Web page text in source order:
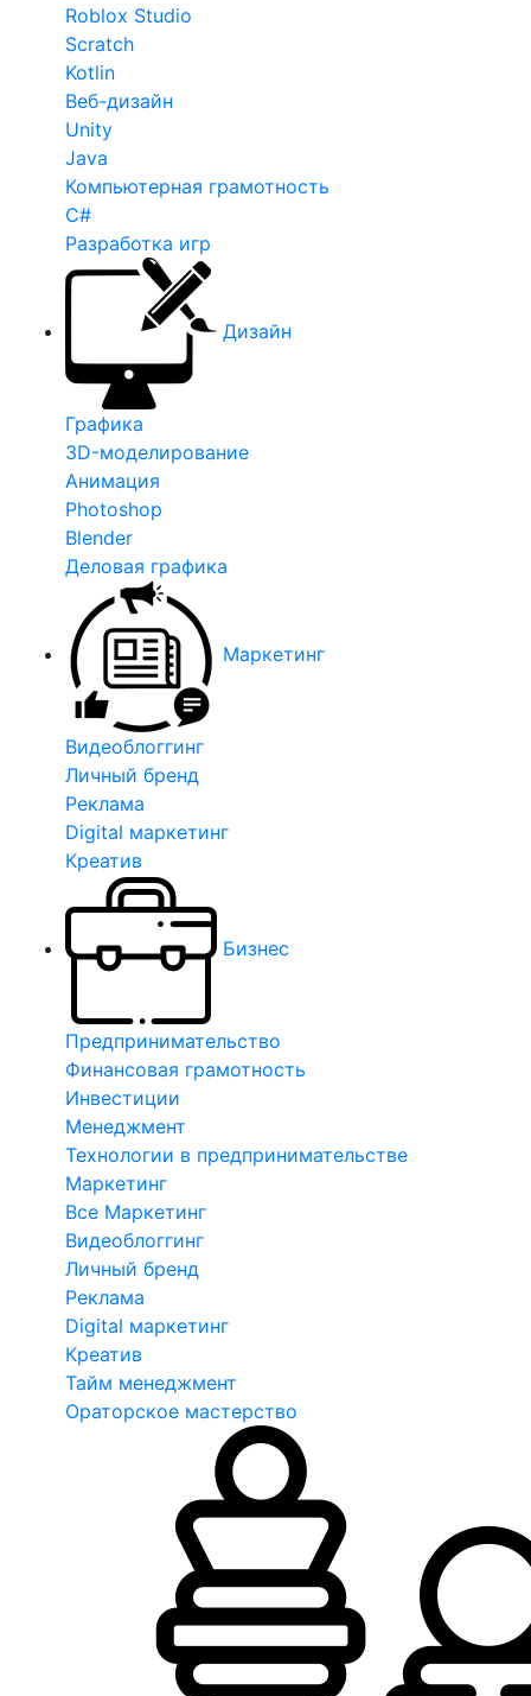
Roblox Studio
Scratch
Kotlin
Веб-дизайн
Unity
Java
Компьютерная грамотность
C#
Разработка игр
Дизайн
Графика
3D-моделирование
Анимация
Photoshop
Blender
Деловая графика
Маркетинг
Видеоблоггинг
Личный бренд
Реклама
Digital маркетинг
Креатив
Бизнес
Предпринимательство
Финансовая грамотность
Инвестиции
Менеджмент
Технологии в предпринимательстве
Маркетинг
Все Маркетинг
Видеоблоггинг
Личный бренд
Реклама
Digital маркетинг
Креатив
Тайм менеджмент
Ораторское мастерство